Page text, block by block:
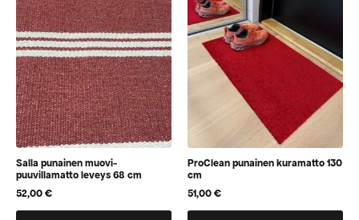
Salla punainen muovi-
puuvillamatto leveys 68 cm
52,00€
ProClean punainen kuramatto 130
cm
51,00€